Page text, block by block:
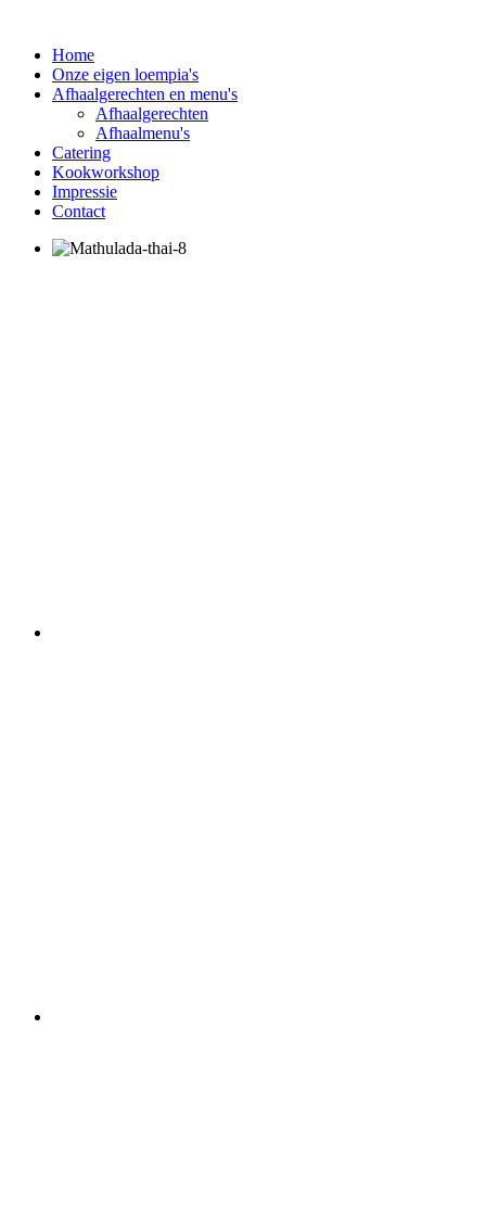
Home
Onze eigen loempia's
Afhaalgerechten en menu's
Afhaalgerechten
Afhaalmenu's
Catering
Kookworkshop
Impressie
Contact